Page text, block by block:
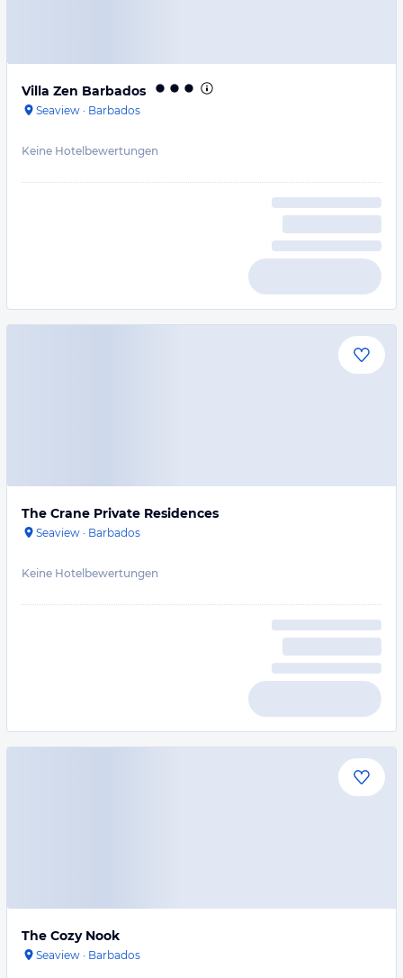
Villa Zen Barbados
Seaview · Barbados
Keine Hotelbewertungen
The Crane Private Residences
Seaview · Barbados
Keine Hotelbewertungen
The Cozy Nook
Seaview · Barbados